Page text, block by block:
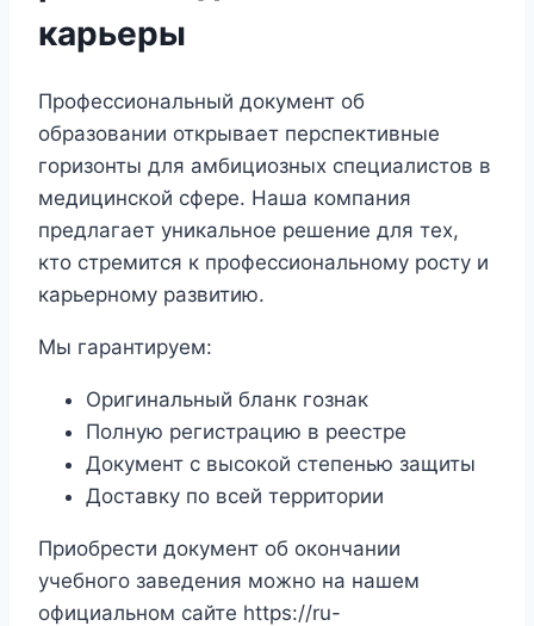
карьеры
Профессиональный документ об
образовании открывает перспективные
горизонты для амбициозных специалистов в
медицинской сфере. Наша компания
предлагает уникальное решение для тех,
кто стремится к профессиональному росту и
карьерному развитию.
Мы гарантируем:
Оригинальный бланк гознак
Полную регистрацию в реестре
Документ с высокой степенью защиты
Доставку по всей территории
Приобрести документ об окончании
учебного заведения можно на нашем
официальном сайте https://ru-